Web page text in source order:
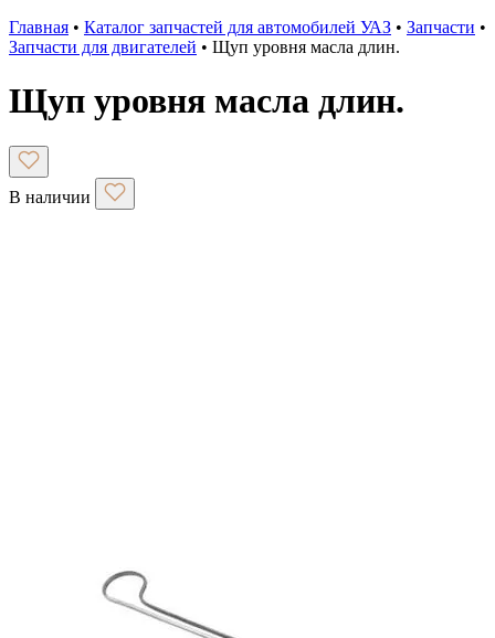
Главная • Каталог запчастей для автомобилей УАЗ • Запчасти •
Запчасти для двигателей • Щуп уровня масла длин.
Щуп уровня масла длин.
В наличии